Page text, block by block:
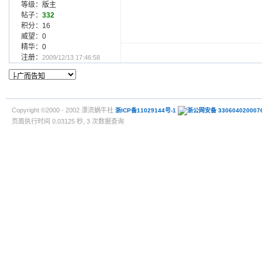
等级：版主
帖子： 332
积分：16
威望：0
精华：0
注册： 2009/12/13 17:46:58
Copyright ©2000 - 2002 漂流蜗牛社 浙ICP备11029144号-1 浙公网安备
页面执行时间 0.03125 秒, 3 次数据查询